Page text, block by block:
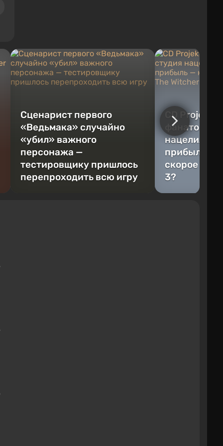
Сценарист первого
«Ведьмака» случайно
«убил» важного
персонажа —
тестировщику пришлось
перепроходить всю игру
CD Projekt
фанатов:
прибыль —
скорое DLC
3?